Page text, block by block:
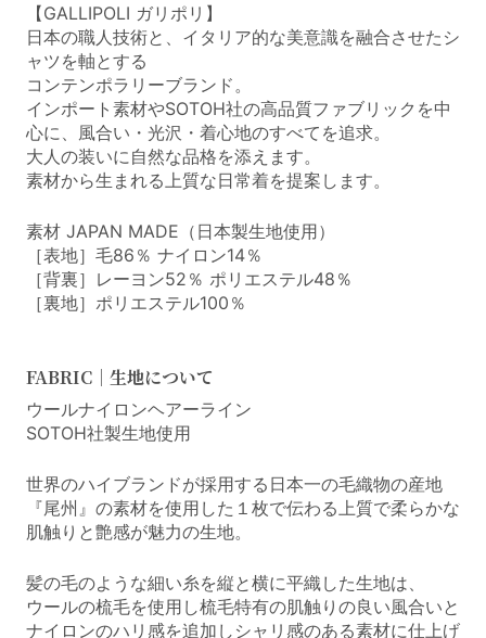
【GALLIPOLI ガリポリ】
日本の職人技術と、イタリア的な美意識を融合させたシ
ャツを軸とする
コンテンポラリーブランド。
インポート素材やSOTOH社の高品質ファブリックを中
心に、風合い・光沢・着心地のすべてを追求。
大人の装いに自然な品格を添えます。
素材から生まれる上質な日常着を提案します。
素材 JAPAN MADE（日本製生地使用）
［表地］毛86％ ナイロン14％
［背裏］レーヨン52％ ポリエステル48％
［裏地］ポリエステル100％
FABRIC｜生地について
ウールナイロンヘアーライン
SOTOH社製生地使用
世界のハイブランドが採用する日本一の毛織物の産地
『尾州』の素材を使用した１枚で伝わる上質で柔らかな
肌触りと艶感が魅力の生地。
髪の毛のような細い糸を縦と横に平織した生地は、
ウールの梳毛を使用し梳毛特有の肌触りの良い風合いと
ナイロンのハリ感を追加しシャリ感のある素材に仕上げ